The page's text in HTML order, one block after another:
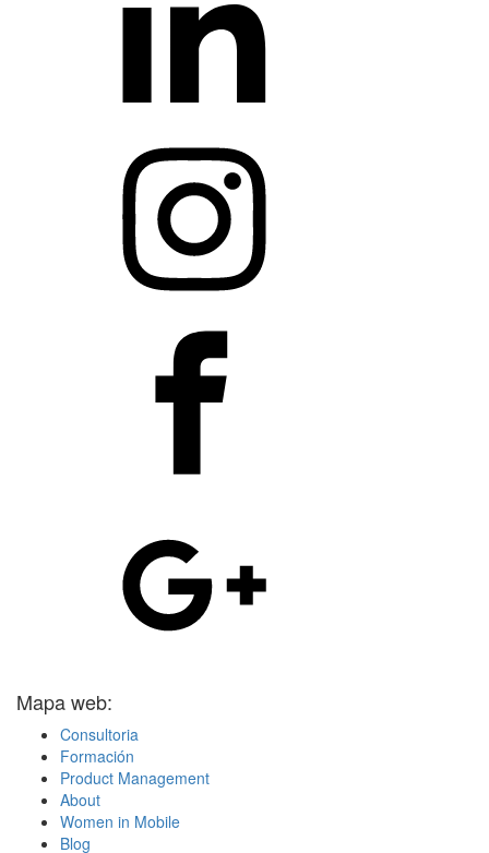
Mapa web:
Consultoria
Formación
Product Management
About
Women in Mobile
Blog